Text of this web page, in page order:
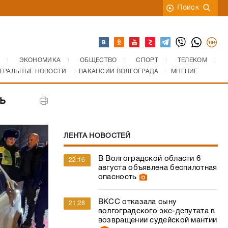
Поиск
ЭКОНОМИКА ОБЩЕСТВО СПОРТ
ТЕЛЕКОМ
НОВОСТИ
ВАКАНСИИ ВОЛГОГРАДА МНЕНИЕ
ЛЕНТА НОВОСТЕЙ
22:16
В Волгоградской области 6
августа объявлена беспилотная
опасность
21:28
ВКСС отказала сыну
волгоградского экс-депутата в
возвращении судейской мантии